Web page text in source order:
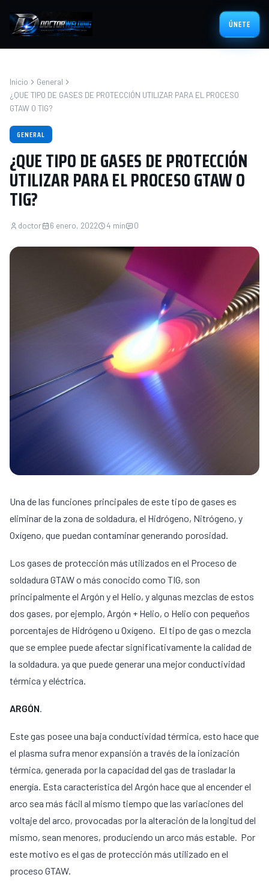
ÚNETE
Inicio
General
¿QUE TIPO DE GASES DE PROTECCIÓN UTILIZAR PARA EL PROCESO
GTAW O TIG?
GENERAL
¿QUE TIPO DE GASES DE PROTECCIÓN
UTILIZAR PARA EL PROCESO GTAW O
TIG?
doctor 6 enero, 2022 4 min 0
Una de las funciones principales de este tipo de gases es
eliminar de la zona de soldadura, el Hidrógeno, Nitrógeno, y
Oxígeno, que puedan contaminar generando porosidad.
Los gases de protección más utilizados en el Proceso de
soldadura GTAW o más conocido como TIG, son
principalmente el Argón y el Helio, y algunas mezclas de estos
dos gases, por ejemplo, Argón + Helio, o Helio con pequeños
porcentajes de Hidrógeno u Oxígeno. El tipo de gas o mezcla
que se emplee puede afectar significativamente la calidad de
la soldadura. ya que puede generar una mejor conductividad
térmica y eléctrica.
ARGÓN.
Este gas posee una baja conductividad térmica, esto hace que
el plasma sufra menor expansión a través de la ionización
térmica, generada por la capacidad del gas de trasladar la
energía. Esta característica del Argón hace que al encender el
arco sea más fácil al mismo tiempo que las variaciones del
voltaje del arco, provocadas por la alteración de la longitud del
mismo, sean menores, produciendo un arco más estable. Por
este motivo es el gas de protección más utilizado en el
proceso GTAW.